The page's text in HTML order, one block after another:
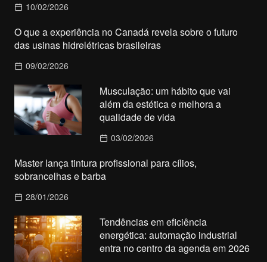
10/02/2026
O que a experiência no Canadá revela sobre o futuro
das usinas hidrelétricas brasileiras
09/02/2026
Musculação: um hábito que vai
além da estética e melhora a
qualidade de vida
03/02/2026
Master lança tintura profissional para cílios,
sobrancelhas e barba
28/01/2026
Tendências em eficiência
energética: automação industrial
entra no centro da agenda em 2026